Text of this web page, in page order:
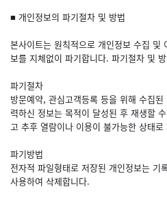
■ 개인정보의 파기절차 및 방법
본사이트는 원칙적으로 개인정보 수집 및
보를 지체없이 파기합니다. 파기절차 및
파기절차
방문예약, 관심고객등록 등을 위해 수집
력하신 정보는 목적이 달성된 후 재생할
고 추후 열람이나 이용이 불가능한 상태로
파기방법
전자적 파일형태로 저장된 개인정보는 기
사용하여 삭제합니다.